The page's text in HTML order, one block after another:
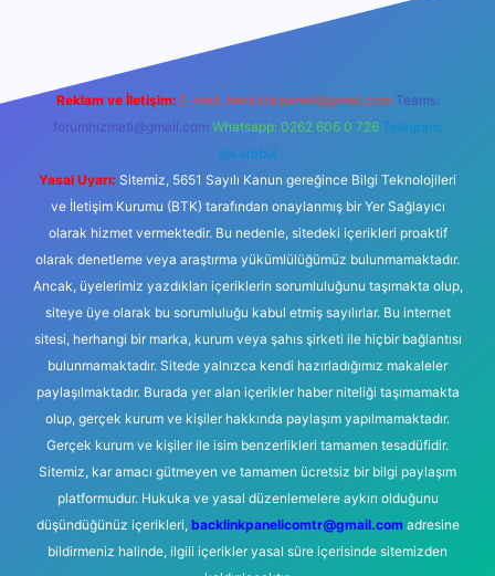
Reklam ve İletişim: E-mail: backlinkpaneli@gmail.com Teams:
forumhizmeti@gmail.com Whatsapp: 0262 606 0 726 Telegram:
@karabul
Yasal Uyarı: Sitemiz, 5651 Sayılı Kanun gereğince Bilgi Teknolojileri
ve İletişim Kurumu (BTK) tarafından onaylanmış bir Yer Sağlayıcı
olarak hizmet vermektedir. Bu nedenle, sitedeki içerikleri proaktif
olarak denetleme veya araştırma yükümlülüğümüz bulunmamaktadır.
Ancak, üyelerimiz yazdıkları içeriklerin sorumluluğunu taşımakta olup,
siteye üye olarak bu sorumluluğu kabul etmiş sayılırlar. Bu internet
sitesi, herhangi bir marka, kurum veya şahıs şirketi ile hiçbir bağlantısı
bulunmamaktadır. Sitede yalnızca kendi hazırladığımız makaleler
paylaşılmaktadır. Burada yer alan içerikler haber niteliği taşımamakta
olup, gerçek kurum ve kişiler hakkında paylaşım yapılmamaktadır.
Gerçek kurum ve kişiler ile isim benzerlikleri tamamen tesadüfidir.
Sitemiz, kar amacı gütmeyen ve tamamen ücretsiz bir bilgi paylaşım
platformudur. Hukuka ve yasal düzenlemelere aykırı olduğunu
düşündüğünüz içerikleri, backlinkpanelicomtr@gmail.comadresine
bildirmeniz halinde, ilgili içerikler yasal süre içerisinde sitemizden